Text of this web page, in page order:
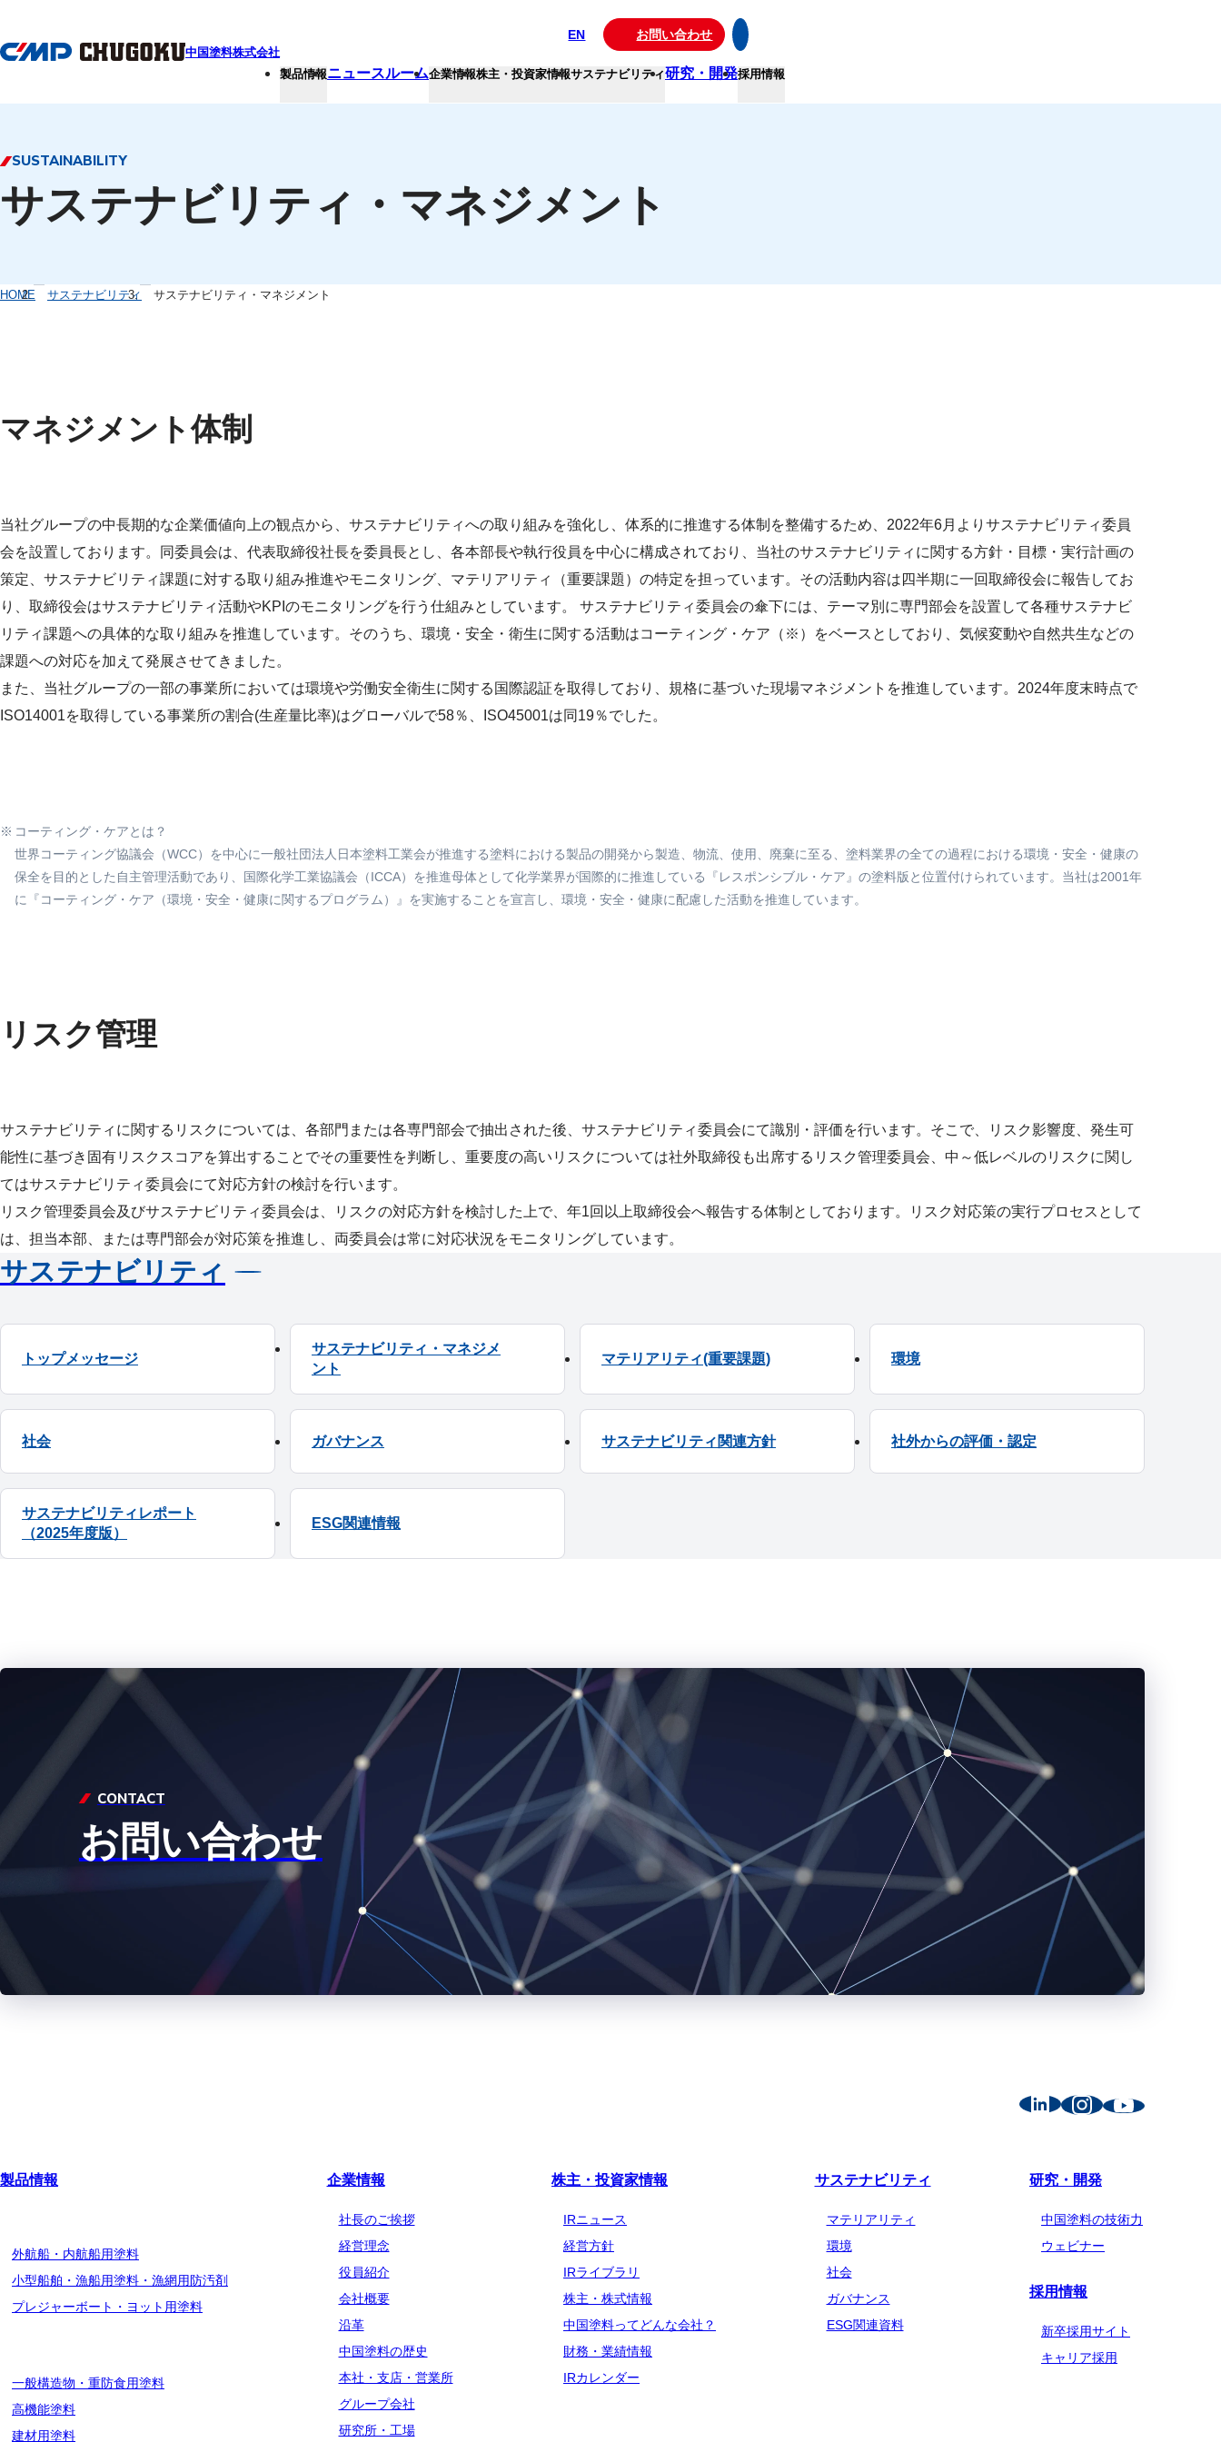
中国塗料株式会社
EN お問い合わせ
製品情報ニュースルーム企業情報株主・投資家情報サステナビリティ研究・開発採用情報
SUSTAINABILITY
サステナビリティ・マネジメント
HOME サステナビリティ サステナビリティ・マネジメント
マネジメント体制
当社グループの中長期的な企業価値向上の観点から、サステナビリティへの取り組みを強化し、体系的に推進する体制を整備するため、2022年6月よりサステナビリティ委員
会を設置しております。同委員会は、代表取締役社長を委員長とし、各本部長や執行役員を中心に構成されており、当社のサステナビリティに関する方針・目標・実行計画の
策定、サステナビリティ課題に対する取り組み推進やモニタリング、マテリアリティ（重要課題）の特定を担っています。その活動内容は四半期に一回取締役会に報告してお
り、取締役会はサステナビリティ活動やKPIのモニタリングを行う仕組みとしています。 サステナビリティ委員会の傘下には、テーマ別に専門部会を設置して各種サステナビ
リティ課題への具体的な取り組みを推進しています。そのうち、環境・安全・衛生に関する活動はコーティング・ケア（※）をベースとしており、気候変動や自然共生などの
課題への対応を加えて発展させてきました。
また、当社グループの一部の事業所においては環境や労働安全衛生に関する国際認証を取得しており、規格に基づいた現場マネジメントを推進しています。2024年度末時点で
ISO14001を取得している事業所の割合(生産量比率)はグローバルで58％、ISO45001は同19％でした。
コーティング・ケアとは？
世界コーティング協議会（WCC）を中心に一般社団法人日本塗料工業会が推進する塗料における製品の開発から製造、物流、使用、廃棄に至る、塗料業界の全ての過程における環境・安全・健康の
保全を目的とした自主管理活動であり、国際化学工業協議会（ICCA）を推進母体として化学業界が国際的に推進している『レスポンシブル・ケア』の塗料版と位置付けられています。当社は2001年
に『コーティング・ケア（環境・安全・健康に関するプログラム）』を実施することを宣言し、環境・安全・健康に配慮した活動を推進しています。
リスク管理
サステナビリティに関するリスクについては、各部門または各専門部会で抽出された後、サステナビリティ委員会にて識別・評価を行います。そこで、リスク影響度、発生可
能性に基づき固有リスクスコアを算出することでその重要性を判断し、重要度の高いリスクについては社外取締役も出席するリスク管理委員会、中～低レベルのリスクに関し
てはサステナビリティ委員会にて対応方針の検討を行います。
リスク管理委員会及びサステナビリティ委員会は、リスクの対応方針を検討した上で、年1回以上取締役会へ報告する体制としております。リスク対応策の実行プロセスとして
は、担当本部、または専門部会が対応策を推進し、両委員会は常に対応状況をモニタリングしています。
サステナビリティ
トップメッセージ
サステナビリティ・マネジメ
ント
マテリアリティ(重要課題) 環境
社会 ガバナンス サステナビリティ関連方針 社外からの評価・認定
サステナビリティレポート
（2025年度版）
ESG関連情報
CONTACT
お問い合わせ
製品情報
外航船・内航船用塗料
小型船舶・漁船用塗料・漁網用防汚剤
プレジャーボート・ヨット用塗料
一般構造物・重防食用塗料
高機能塗料
建材用塗料
企業情報
社長のご挨拶
経営理念
役員紹介
会社概要
沿革
中国塗料の歴史
本社・支店・営業所
グループ会社
研究所・工場
株主・投資家情報
IRニュース
経営方針
IRライブラリ
株主・株式情報
中国塗料ってどんな会社？
財務・業績情報
IRカレンダー
サステナビリティ
マテリアリティ
環境
社会
ガバナンス
ESG関連資料
研究・開発
中国塗料の技術力
ウェビナー
採用情報
新卒採用サイト
キャリア採用